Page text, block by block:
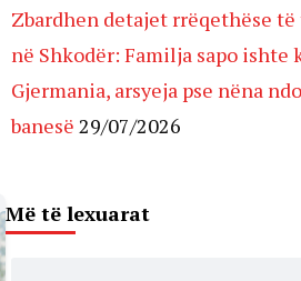
Zbardhen detajet rrëqethëse
në Shkodër: Familja sapo ishte
Gjermania, arsyeja pse nëna
banesë 29/07/2026
Më të lexuarat